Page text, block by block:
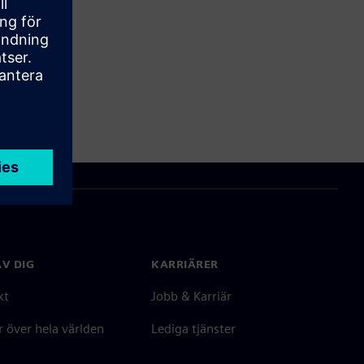
DIG
över hela världen
KARRIÄRER
Jobb & Karriär
Lediga tjänster